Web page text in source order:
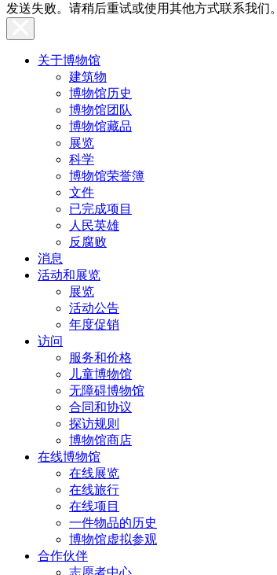
发送失败。请稍后重试或使用其他方式联系我们。
关于博物馆
建筑物
博物馆历史
博物馆团队
博物馆藏品
展览
科学
博物馆荣誉簿
文件
已完成项目
人民英雄
反腐败
消息
活动和展览
展览
活动公告
年度促销
访问
服务和价格
儿童博物馆
无障碍博物馆
合同和协议
探访规则
博物馆商店
在线博物馆
在线展览
在线旅行
在线项目
一件物品的历史
博物馆虚拟参观
合作伙伴